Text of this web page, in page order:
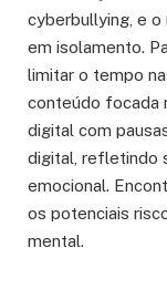
cyberbullying, e
em isolamento.
limitar o tempo
conteúdo focada
digital com
digital, refletindo
emocional.
os potenciais
mental.